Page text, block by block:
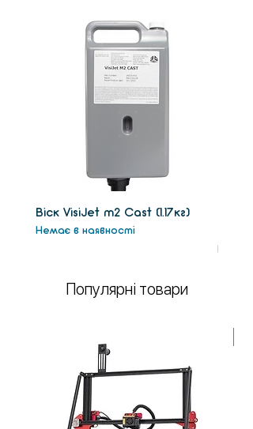
Віск VisiJet m2 Сast (1.17кг)
Немає в наявності
Немає
Популярні товари